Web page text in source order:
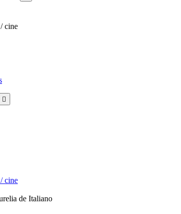
cine

cine
de Italiano